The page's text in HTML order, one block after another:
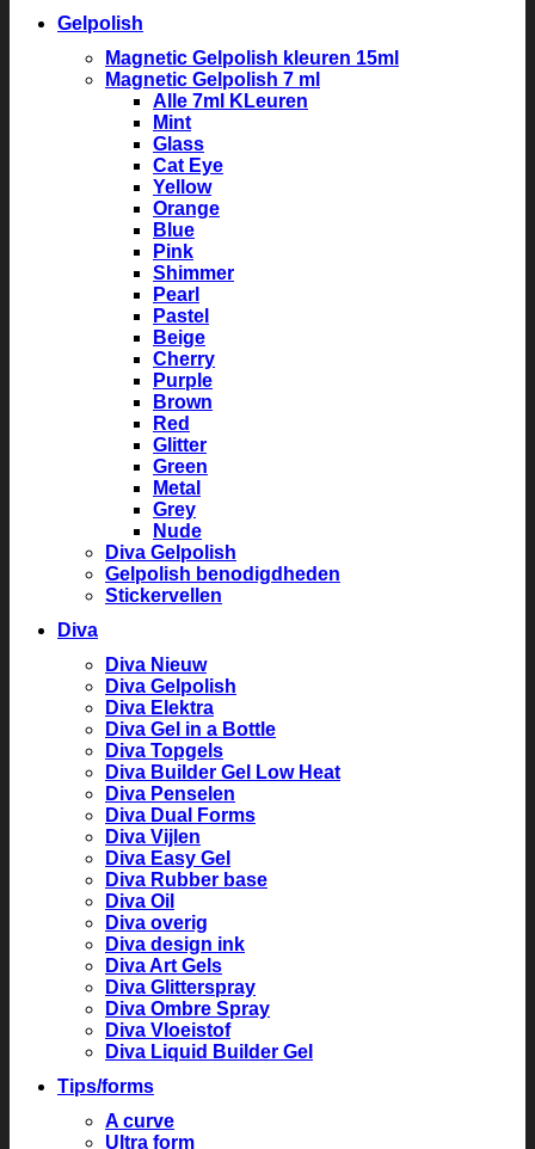
Gelpolish
Magnetic Gelpolish kleuren 15ml
Magnetic Gelpolish 7 ml
Alle 7ml KLeuren
Mint
Glass
Cat Eye
Yellow
Orange
Blue
Pink
Shimmer
Pearl
Pastel
Beige
Cherry
Purple
Brown
Red
Glitter
Green
Metal
Grey
Nude
Diva Gelpolish
Gelpolish benodigdheden
Stickervellen
Diva
Diva Nieuw
Diva Gelpolish
Diva Elektra
Diva Gel in a Bottle
Diva Topgels
Diva Builder Gel Low Heat
Diva Penselen
Diva Dual Forms
Diva Vijlen
Diva Easy Gel
Diva Rubber base
Diva Oil
Diva overig
Diva design ink
Diva Art Gels
Diva Glitterspray
Diva Ombre Spray
Diva Vloeistof
Diva Liquid Builder Gel
Tips/forms
A curve
Ultra form